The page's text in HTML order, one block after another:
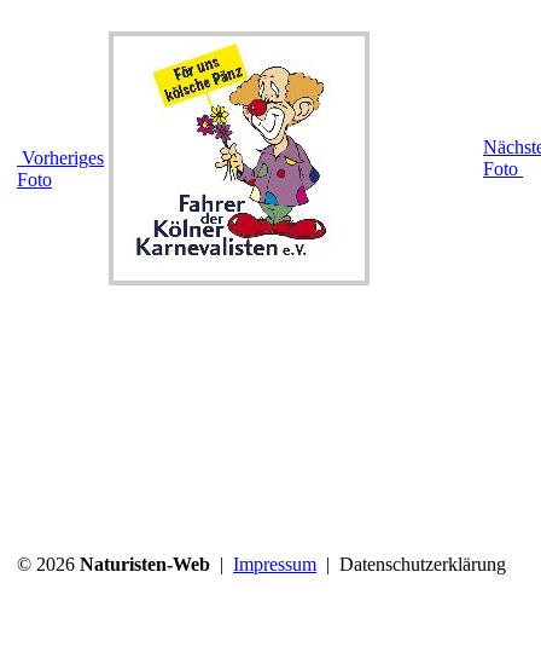
Vorheriges
Foto
Foto
© 2026 Naturisten-Web | Impressum | Datenschutzerklärung